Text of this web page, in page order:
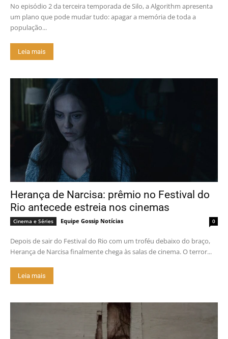
No episódio 2 da terceira temporada de Silo, a Algorithm apresenta
um plano que pode mudar tudo: apagar a memória de toda a
população...
Leia mais
Herança de Narcisa: prêmio no Festival do
Rio antecede estreia nos cinemas
Cinema e Séries Equipe Gossip Notícias 0
Depois de sair do Festival do Rio com um troféu debaixo do braço,
Herança de Narcisa finalmente chega às salas de cinema. O terror...
Leia mais